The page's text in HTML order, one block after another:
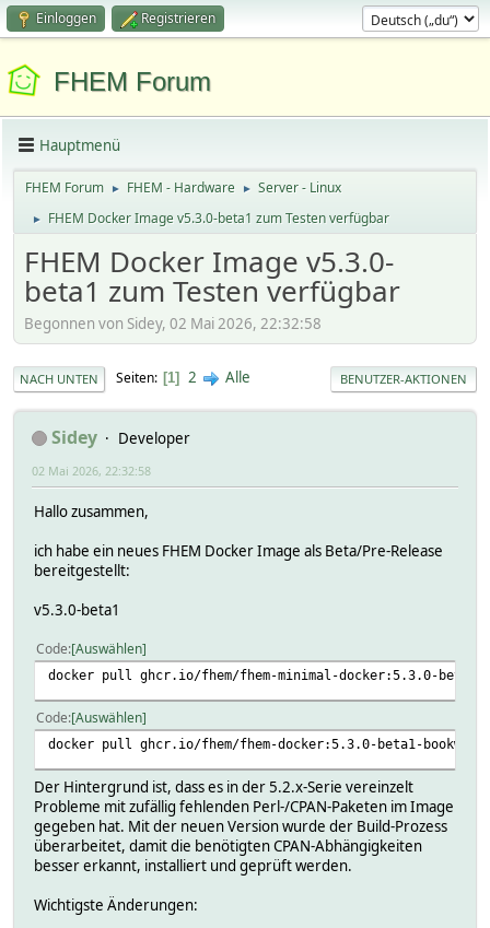
Einloggen Registrieren
FHEM Forum
Hauptmenü
FHEM Forum ► FHEM - Hardware ► Server - Linux
► FHEM Docker Image v5.3.0-beta1 zum Testen verfügbar
FHEM Docker Image v5.3.0-
beta1 zum Testen verfügbar
Begonnen von Sidey, 02 Mai 2026, 22:32:58
NACH UNTEN Seiten 1 2 Alle BENUTZER-AKTIONEN
Sidey Developer
02 Mai 2026, 22:32:58
Hallo zusammen,
ich habe ein neues FHEM Docker Image als Beta/Pre-Release
bereitgestellt:
v5.3.0-beta1
Code Auswählen
docker pull ghcr.io/fhem/fhem-minimal-docker:5.3.0-beta1-
Code Auswählen
docker pull ghcr.io/fhem/fhem-docker:5.3.0-beta1-bookworm
Der Hintergrund ist, dass es in der 5.2.x-Serie vereinzelt
Probleme mit zufällig fehlenden Perl-/CPAN-Paketen im Image
gegeben hat. Mit der neuen Version wurde der Build-Prozess
überarbeitet, damit die benötigten CPAN-Abhängigkeiten
besser erkannt, installiert und geprüft werden.
Wichtigste Änderungen: